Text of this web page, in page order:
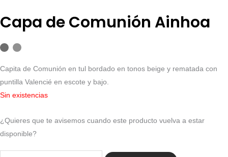
Capa de Comunión Ainhoa
Capita de Comunión en tul bordado en tonos beige y rematada con
puntilla Valencié en escote y bajo.
Sin existencias
¿Quieres que te avisemos cuando este producto vuelva a estar
disponible?